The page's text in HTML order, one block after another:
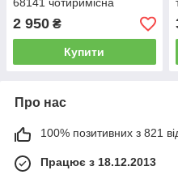
68141 чотиримісна
двошарова
2 950 ₴
Купити
Про нас
100% позитивних з 821
Працює з 18.12.2013